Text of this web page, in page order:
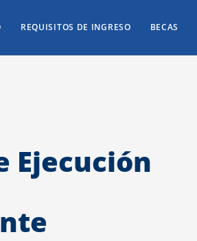
REQUISITOS DE INGRESO BECAS
Ejecución